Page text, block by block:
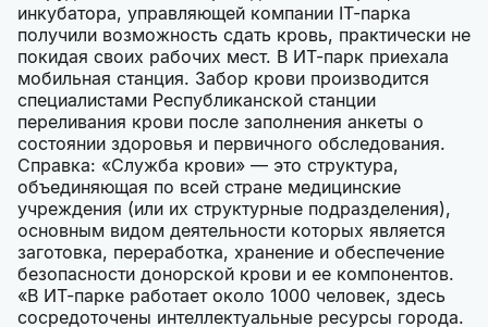
инкубатора, управляющей компании IT-парка
получили возможность сдать кровь, практически не
покидая своих рабочих мест. В ИТ-парк приехала
мобильная станция. Забор крови производится
специалистами Республиканской станции
переливания крови после заполнения анкеты о
состоянии здоровья и первичного обследования.
Справка: «Служба крови» — это структура,
объединяющая по всей стране медицинские
учреждения (или их структурные подразделения),
основным видом деятельности которых является
заготовка, переработка, хранение и обеспечение
безопасности донорской крови и ее компонентов.
«В ИТ-парке работает около 1000 человек, здесь
сосредоточены интеллектуальные ресурсы города.